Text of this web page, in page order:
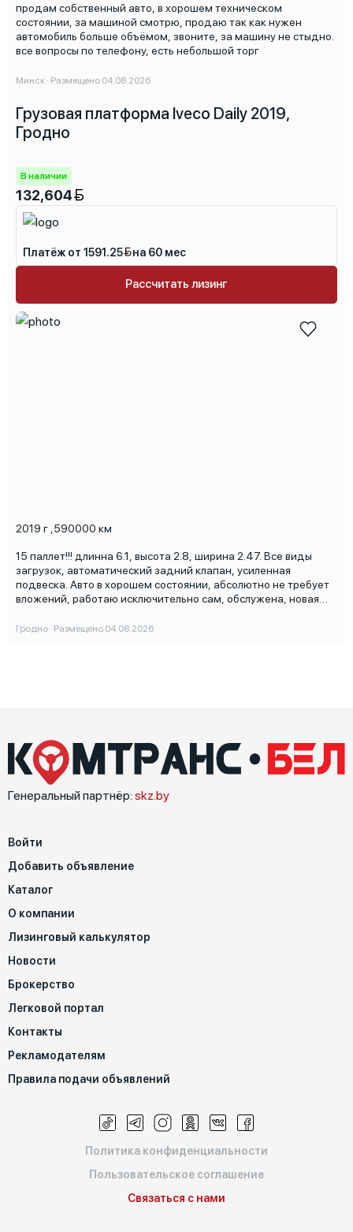
продам собственный авто, в хорошем техническом
состоянии, за машиной смотрю, продаю так как нужен
автомобиль больше объёмом, звоните, за машину не стыдно.
все вопросы по телефону, есть небольшой торг
Минск · Размещено 04.08.2026
2019 г 590000 км
15 паллет!!! длинна 6.1, высота 2.8, ширина 2.47. Все виды
загрузок, автоматический задний клапан, усиленная
подвеска. Авто в хорошем состоянии, абсолютно не требует
вложений, работаю исключительно сам, обслужена, новая
вин читаемый, работаю по Беларуси, часто бываю в разных
Гродно · Размещено 04.08.2026
Грузовая платформа Iveco Daily 2019,
Гродно
В наличии
132,604
Платёж от 1591.25 на 60 мес
Рассчитать лизинг
Генеральный партнёр: skz.by
Войти
Добавить объявление
Каталог
О компании
Лизинговый калькулятор
Новости
Брокерство
Легковой портал
Контакты
Рекламодателям
Правила подачи объявлений
Политика конфиденциальности
Пользовательское соглашение
Связаться с нами